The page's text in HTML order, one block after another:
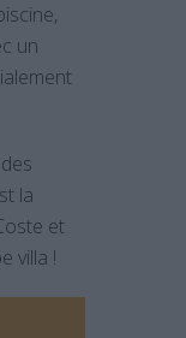
un
la
et
villa !